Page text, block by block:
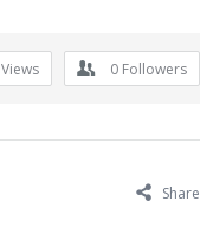
Views 0 Followers
Share